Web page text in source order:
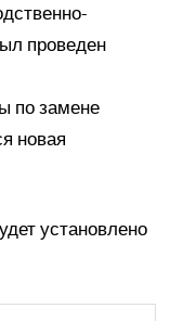
проведен
по замене
новая
установлено